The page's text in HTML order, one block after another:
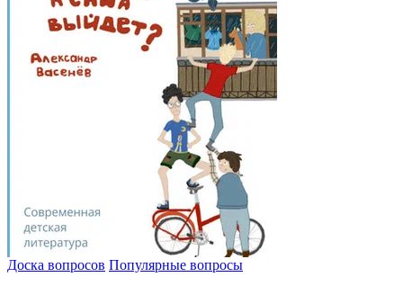
Доска вопросов Популярные вопросы